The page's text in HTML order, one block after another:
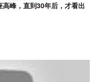
高峰，直到30年后，才看出